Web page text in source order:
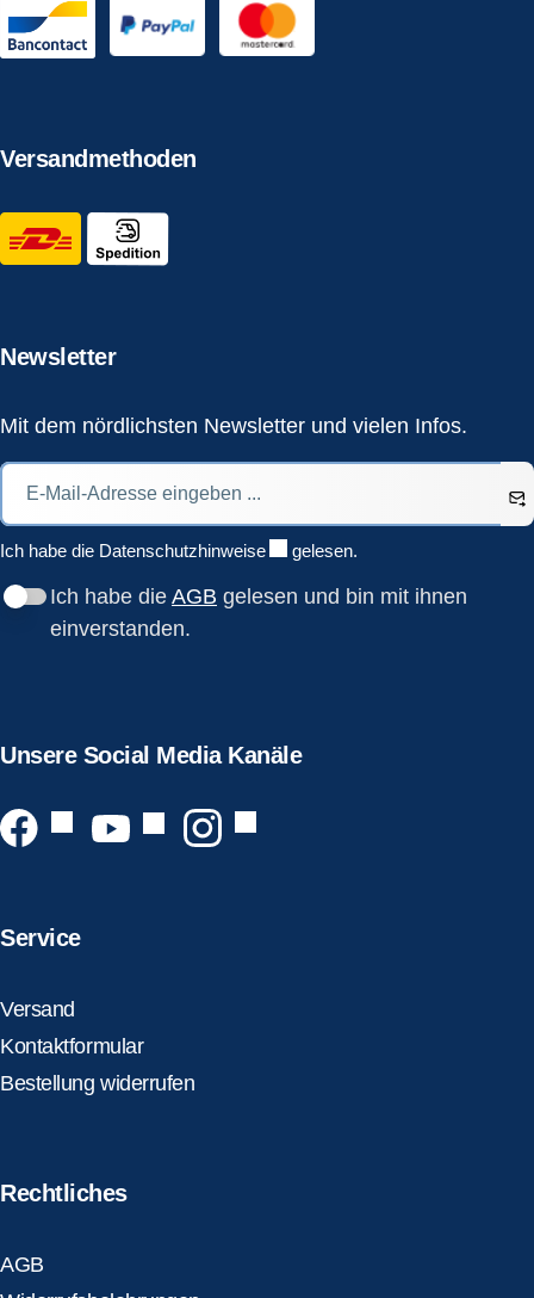
Versandmethoden
Newsletter
Mit dem nördlichsten Newsletter und vielen Infos.
Ich habe die Datenschutzhinweise gelesen.
Ich habe die AGB gelesen und bin mit ihnen
einverstanden.
Service
Versand
Kontaktformular
Bestellung widerrufen
Rechtliches
AGB
Unsere Social Media Kanäle